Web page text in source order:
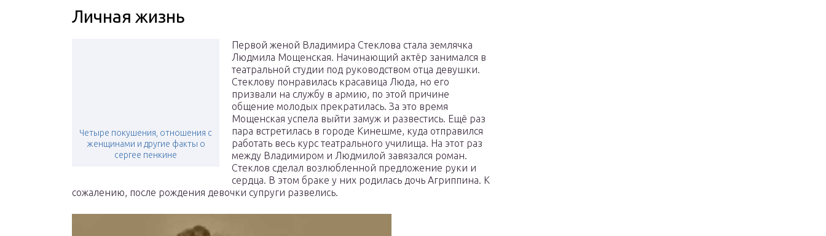
Личная жизнь
Четыре покушения, отношения с
женщинами и другие факты о
сергее пенкине
Первой женой Владимира Стеклова стала землячка
Людмила Мощенская. Начинающий актёр занимался в
театральной студии под руководством отца девушки.
Стеклову понравилась красавица Люда, но его
призвали на службу в армию, по этой причине
общение молодых прекратилась. За это время
Мощенская успела выйти замуж и развестись. Ещё раз
пара встретилась в городе Кинешме, куда отправился
работать весь курс театрального училища. На этот раз
между Владимиром и Людмилой завязался роман.
Стеклов сделал возлюбленной предложение руки и
сердца. В этом браке у них родилась дочь Агриппина. К
сожалению, после рождения девочки супруги развелись.